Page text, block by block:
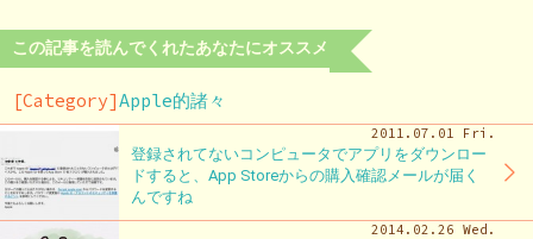
この記事を読んでくれたあなたにオススメ
[Category]Apple的諸々
2011.07.01 Fri.
登録されてないコンピュータでアプリをダウンロー
ドすると、App Storeからの購入確認メールが届く
んですね
2014.02.26 Wed.